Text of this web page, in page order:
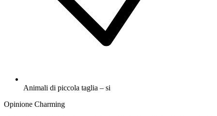
Animali di piccola taglia – si
Opinione Charming